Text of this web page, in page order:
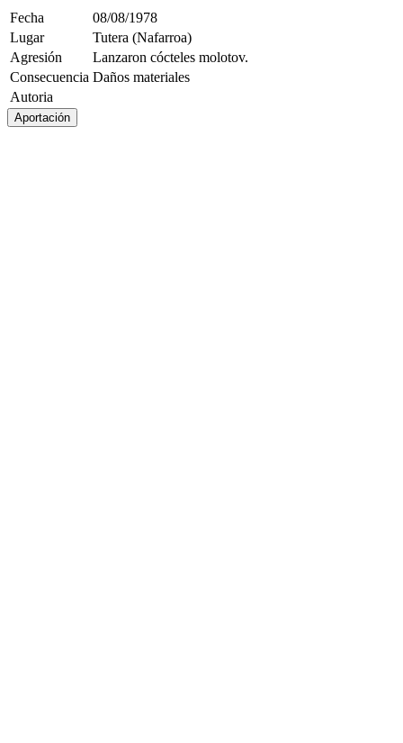
Fecha
08/08/1978
Lugar
Tutera (Nafarroa)
Agresión
Lanzaron cócteles molotov.
Consecuencia Daños materiales
Autoria